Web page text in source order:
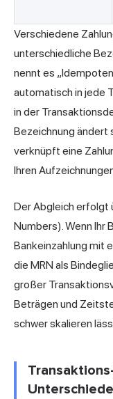
Verschiedene
unterschiedliche
nennt es
automatisch in jede
in der
Bezeichnung ändert
verknüpft eine
Ihren
Der Abgleich erfolgt
Numbers). Wenn Ihr
Bankeinzahlung mit
die MRN als
großer
Beträgen und
schwer skalieren
Unterschiede